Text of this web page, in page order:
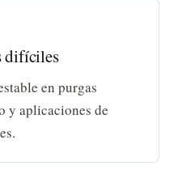
difíciles
en purgas
y aplicaciones de